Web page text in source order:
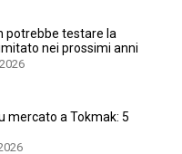
potrebbe testare la
nei prossimi anni
mercato a Tokmak: 5